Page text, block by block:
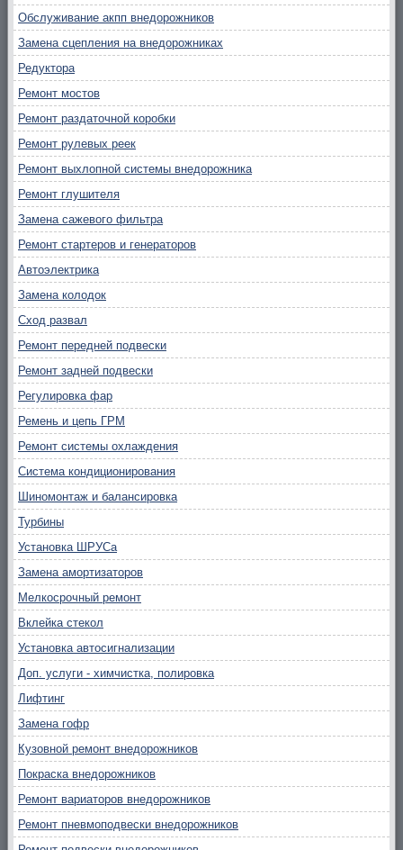
Обслуживание акпп внедорожников
Замена сцепления на внедорожниках
Редуктора
Ремонт мостов
Ремонт раздаточной коробки
Ремонт рулевых реек
Ремонт выхлопной системы внедорожника
Ремонт глушителя
Замена сажевого фильтра
Ремонт стартеров и генераторов
Автоэлектрика
Замена колодок
Сход развал
Ремонт передней подвески
Ремонт задней подвески
Регулировка фар
Ремень и цепь ГРМ
Ремонт системы охлаждения
Система кондиционирования
Шиномонтаж и балансировка
Турбины
Установка ШРУСа
Замена амортизаторов
Мелкосрочный ремонт
Вклейка стекол
Установка автосигнализации
Доп. услуги - химчистка, полировка
Лифтинг
Замена гофр
Кузовной ремонт внедорожников
Покраска внедорожников
Ремонт вариаторов внедорожников
Ремонт пневмоподвески внедорожников